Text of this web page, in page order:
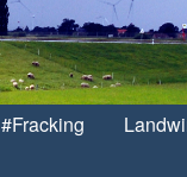
#Fracking